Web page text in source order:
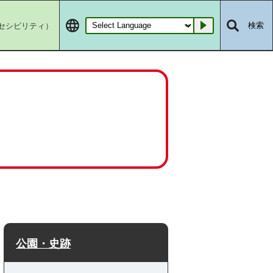
シビリティ） Go 検索
公園・史跡